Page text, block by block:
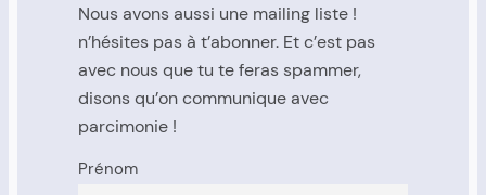
Nous avons aussi une mailing liste !
n’hésites pas à t’abonner. Et c’est pas
avec nous que tu te feras spammer,
disons qu’on communique avec
parcimonie !
Prénom